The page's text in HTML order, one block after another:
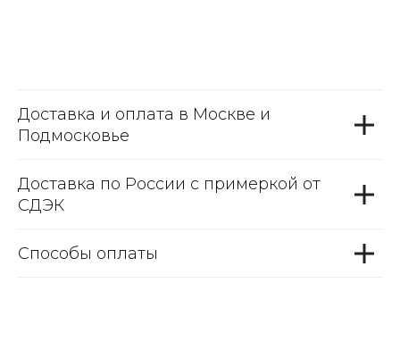
Доставка и оплата в Москве и
Подмосковье
Доставка по России с примеркой от
СДЭК
Способы оплаты